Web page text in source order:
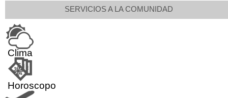
SERVICIOS A LA COMUNIDAD
Clima
Horoscopo